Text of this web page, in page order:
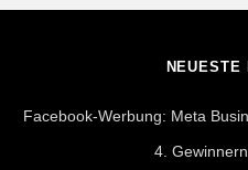
NEUESTE
Facebook-Werbung: Meta
4.